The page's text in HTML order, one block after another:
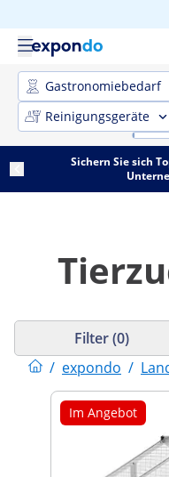
Gastronomiebedarf
Reinigungsgeräte
Sichern Sie sich
/ expondo /
Filter (0)
Im Angebot